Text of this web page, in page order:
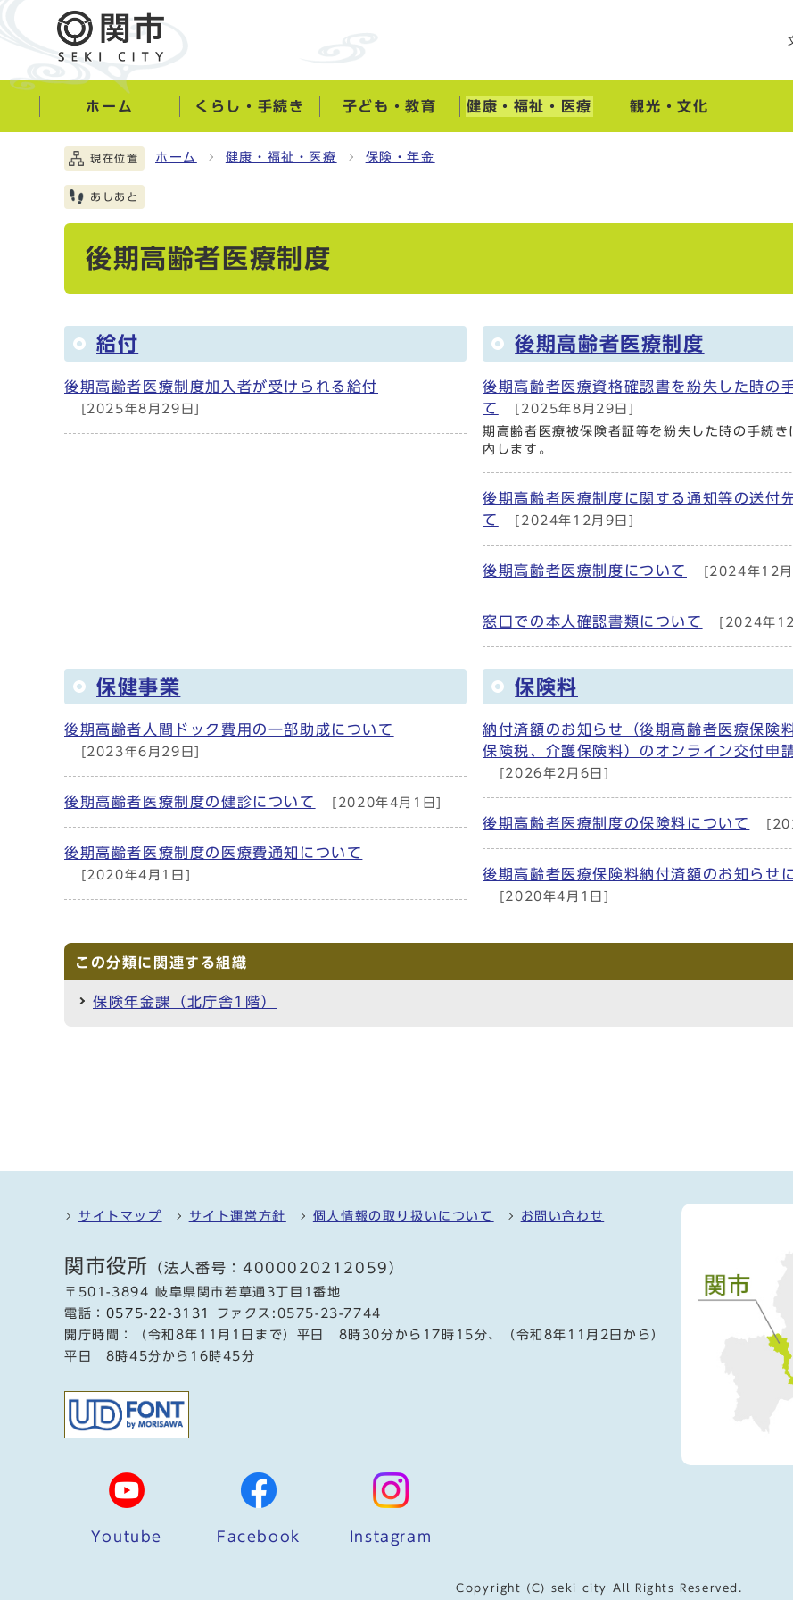
ホーム くらし・手続き 子ども・教育 健康・福祉・医療 観光・文化
現在位置 ホーム 健康・福祉・医療 保険・年金
あしあと
後期高齢者医療制度
給付
後期高齢者医療制度加入者が受けられる給付
[2025年8月29日]
後期高齢者医療制度
後期高齢者医療資格確認書を紛失した時の
て
[2025年8月29日]
期高齢者医療被保険者証等を紛失した時の手続き
内します。
後期高齢者医療制度に関する通知等の送付
て
[2024年12月9日]
後期高齢者医療制度について [2024年12月
窓口での本人確認書類について [2024年12
保健事業
後期高齢者人間ドック費用の一部助成について
[2023年6月29日]
後期高齢者医療制度の健診について [2020年4月1日]
後期高齢者医療制度の医療費通知について
[2020年4月1日]
保険料
納付済額のお知らせ（後期高齢者医療保険
保険税、介護保険料）のオンライン交付申
[2026年2月6日]
後期高齢者医療制度の保険料について
後期高齢者医療保険料納付済額のお知らせ
[2020年4月1日]
この分類に関連する組織
保険年金課（北庁舎1階）
サイトマップ サイト運営方針 個人情報の取り扱いについて お問い合わせ
関市役所 （法人番号：4000020212059）
〒501-3894 岐阜県関市若草通3丁目1番地
電話： 0575-22-3131
ファクス:0575-23-7744
開庁時間：（令和8年11月1日まで）平日 8時30分から17時15分、（令和8年11月2日から）
平日 8時45分から16時45分
Youtube Facebook Instagram
Copyright (C) seki city All Rights Reserved.